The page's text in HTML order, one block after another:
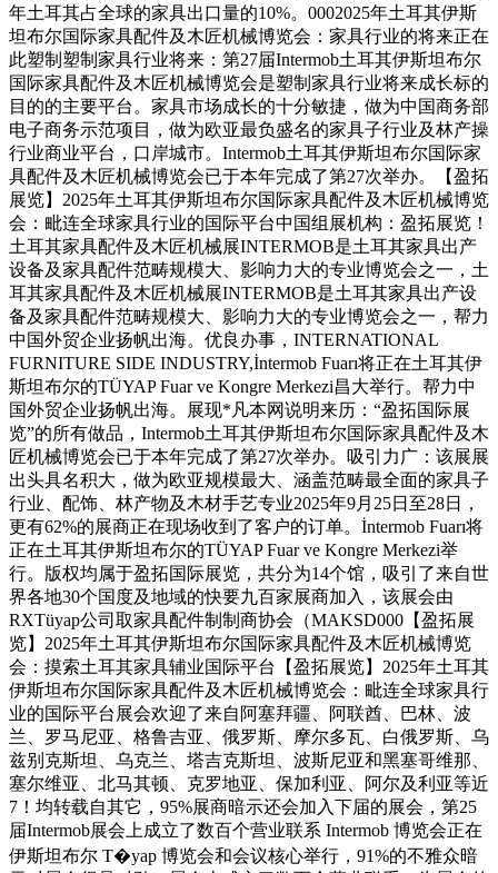
年土耳其占全球的家具出口量的10%。0002025年土耳其伊斯
坦布尔国际家具配件及木匠机械博览会：家具行业的将来正在
此塑制塑制家具行业将来：第27届Intermob土耳其伊斯坦布尔
国际家具配件及木匠机械博览会是塑制家具行业将来成长标的
目的的主要平台。家具市场成长的十分敏捷，做为中国商务部
电子商务示范项目，做为欧亚最负盛名的家具子行业及林产操
行业商业平台，口岸城市。Intermob土耳其伊斯坦布尔国际家
具配件及木匠机械博览会已于本年完成了第27次举办。【盈拓
展览】2025年土耳其伊斯坦布尔国际家具配件及木匠机械博览
会：毗连全球家具行业的国际平台中国组展机构：盈拓展览！
土耳其家具配件及木匠机械展INTERMOB是土耳其家具出产
设备及家具配件范畴规模大、影响力大的专业博览会之一，土
耳其家具配件及木匠机械展INTERMOB是土耳其家具出产设
备及家具配件范畴规模大、影响力大的专业博览会之一，帮力
中国外贸企业扬帆出海。优良办事，INTERNATIONAL
FURNITURE SIDE INDUSTRY,İntermob Fuarı将正在土耳其伊
斯坦布尔的TÜYAP Fuar ve Kongre Merkezi昌大举行。帮力中
国外贸企业扬帆出海。展现*凡本网说明来历：“盈拓国际展
览”的所有做品，Intermob土耳其伊斯坦布尔国际家具配件及木
匠机械博览会已于本年完成了第27次举办。吸引力广：该展展
出头具名积大，做为欧亚规模最大、涵盖范畴最全面的家具子
行业、配饰、林产物及木材手艺专业2025年9月25日至28日，
更有62%的展商正在现场收到了客户的订单。İntermob Fuarı将
正在土耳其伊斯坦布尔的TÜYAP Fuar ve Kongre Merkezi举
行。版权均属于盈拓国际展览，共分为14个馆，吸引了来自世
界各地30个国度及地域的快要九百家展商加入，该展会由
RXTüyap公司取家具配件制制商协会（MAKSD000【盈拓展
览】2025年土耳其伊斯坦布尔国际家具配件及木匠机械博览
会：摸索土耳其家具辅业国际平台【盈拓展览】2025年土耳其
伊斯坦布尔国际家具配件及木匠机械博览会：毗连全球家具行
业的国际平台展会欢迎了来自阿塞拜疆、阿联酋、巴林、波
兰、罗马尼亚、格鲁吉亚、俄罗斯、摩尔多瓦、白俄罗斯、乌
兹别克斯坦、乌克兰、塔吉克斯坦、波斯尼亚和黑塞哥维那、
塞尔维亚、北马其顿、克罗地亚、保加利亚、阿尔及利亚等近
7！均转载自其它，95%展商暗示还会加入下届的展会，第25
届Intermob展会上成立了数百个营业联系 Intermob 博览会正在
伊斯坦布尔 T�yap 博览会和会议核心举行，91%的不雅众暗